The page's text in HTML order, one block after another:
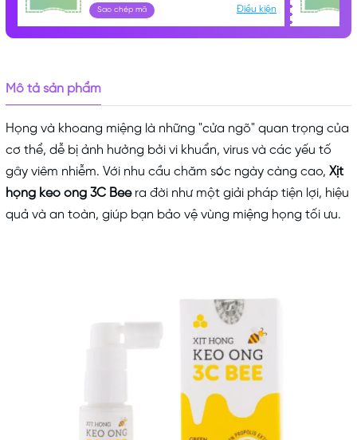
Sao chép mã Điều kiện
Mã khuyến mãi:
Mô tả sản phẩm
Họng và khoang miệng là những "cửa ngõ" quan trọng của
cơ thể, dễ bị ảnh hưởng bởi vi khuẩn, virus và các yếu tố
gây viêm nhiễm. Với nhu cầu chăm sóc ngày càng cao, Xịt
họng keo ong 3C Beera đời như một giải pháp tiện lợi, hiệu
quả và an toàn, giúp bạn bảo vệ vùng miệng họng tối ưu.